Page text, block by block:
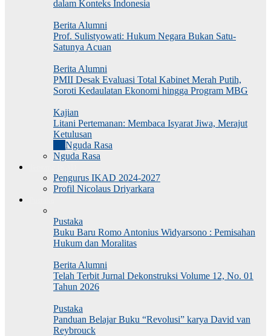
dalam Konteks Indonesia
Berita Alumni
Prof. Sulistyowati: Hukum Negara Bukan Satu-
Satunya Acuan
Berita Alumni
PMII Desak Evaluasi Total Kabinet Merah Putih,
Soroti Kedaulatan Ekonomi hingga Program MBG
Kajian
Litani Pertemanan: Membaca Isyarat Jiwa, Merajut
Ketulusan
Nguda Rasa
Nguda Rasa
Pengurus IKAD 2024-2027
Profil Nicolaus Driyarkara
Pustaka
Buku Baru Romo Antonius Widyarsono : Pemisahan
Hukum dan Moralitas
Berita Alumni
Telah Terbit Jurnal Dekonstruksi Volume 12, No. 01
Tahun 2026
Pustaka
Panduan Belajar Buku “Revolusi” karya David van
Reybrouck